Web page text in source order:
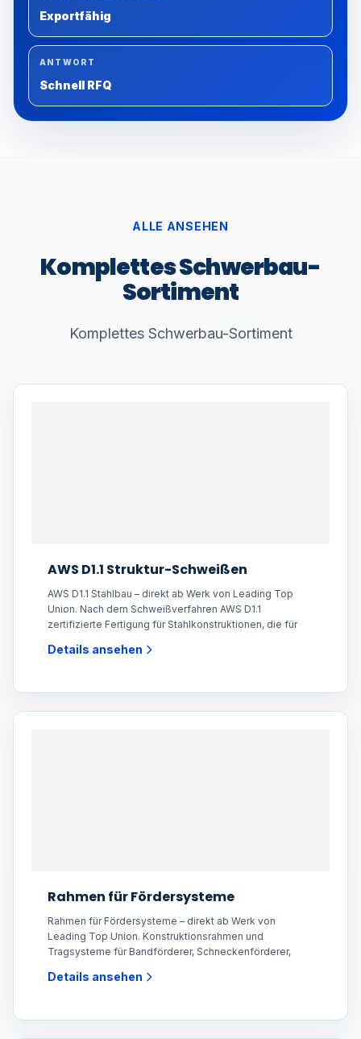
Exportfähig
ANTWORT
Schnell RFQ
ALLE ANSEHEN
Komplettes Schwerbau-
Sortiment
Komplettes Schwerbau-Sortiment
AWS D1.1 Struktur-Schweißen
AWS D1.1 Stahlbau – direkt ab Werk von Leading Top
Union. Nach dem Schweißverfahren AWS D1.1
zertifizierte Fertigung für Stahlkonstruktionen, die für
Details ansehen
Rahmen für Fördersysteme
Rahmen für Fördersysteme – direkt ab Werk von
Leading Top Union. Konstruktionsrahmen und
Tragsysteme für Bandförderer, Schneckenförderer,
Details ansehen